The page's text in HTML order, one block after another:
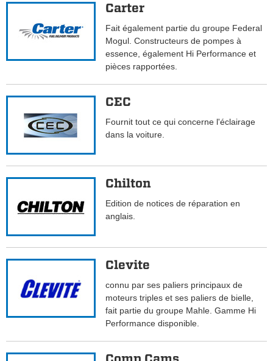
Carter
Fait également partie du groupe Federal
Mogul. Constructeurs de pompes à
essence, également Hi Performance et
pièces rapportées.
CEC
Fournit tout ce qui concerne l'éclairage
dans la voiture.
Chilton
Edition de notices de réparation en
anglais.
Clevite
connu par ses paliers principaux de
moteurs triples et ses paliers de bielle,
fait partie du groupe Mahle. Gamme Hi
Performance disponible.